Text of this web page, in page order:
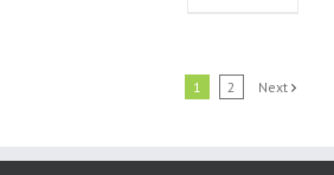
1 2 Next